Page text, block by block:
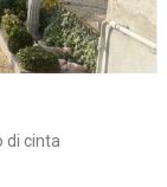
di cinta